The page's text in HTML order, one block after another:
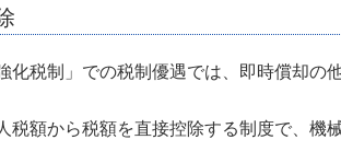
化税制」での税制優遇では、即時償却の
税額から税額を直接控除する制度で、機